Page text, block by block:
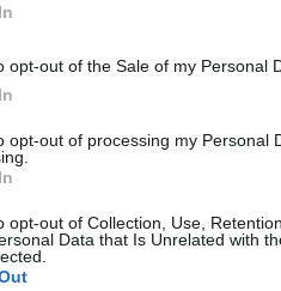
opt-out of the Sale of my Personal
opt-out of processing my Personal
opt-out of Collection, Use,
Data that Is Unrelated with
ιρανικών ενόπλων
που χαρακτήρισε
ωστόσο ότι «σε
σκληρές ενέργειες».
του ιρανικού